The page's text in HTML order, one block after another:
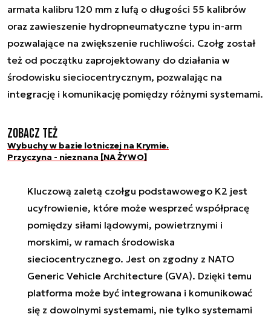
armata kalibru 120 mm z lufą o długości 55 kalibrów
oraz zawieszenie hydropneumatyczne typu in-arm
pozwalające na zwiększenie ruchliwości. Czołg został
też od początku zaprojektowany do działania w
środowisku sieciocentrycznym, pozwalając na
integrację i komunikację pomiędzy różnymi systemami.
Zobacz też
Wybuchy w bazie lotniczej na Krymie.
Przyczyna - nieznana [NA ŻYWO]
Kluczową zaletą czołgu podstawowego K2 jest
ucyfrowienie, które może wesprzeć współpracę
pomiędzy siłami lądowymi, powietrznymi i
morskimi, w ramach środowiska
sieciocentrycznego. Jest on zgodny z NATO
Generic Vehicle Architecture (GVA). Dzięki temu
platforma może być integrowana i komunikować
się z dowolnymi systemami, nie tylko systemami